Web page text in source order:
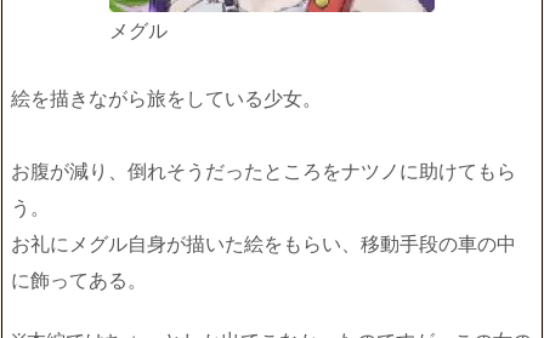
メグル
絵を描きながら旅をしている少女。
お腹が減り、倒れそうだったところをナツノに助けてもら
う。
お礼にメグル自身が描いた絵をもらい、移動手段の車の中
に飾ってある。